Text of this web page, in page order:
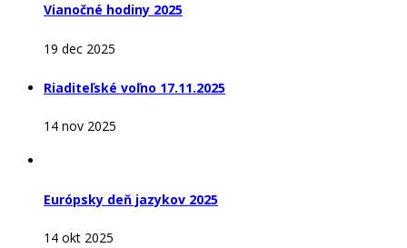
Vianočné hodiny 2025
19 dec 2025
Riaditeľské voľno 17.11.2025
14 nov 2025
Európsky deň jazykov 2025
14 okt 2025